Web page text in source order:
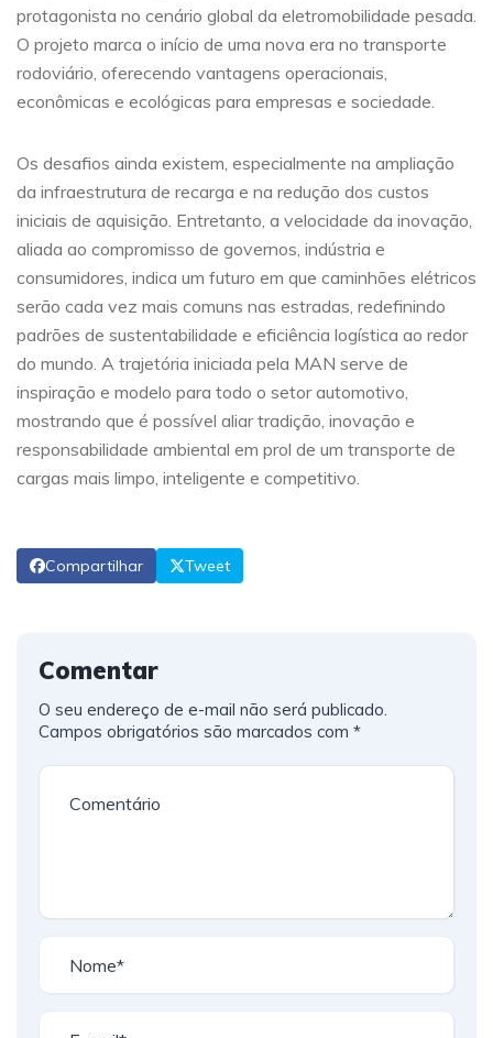
protagonista no cenário global da eletromobilidade pesada.
O projeto marca o início de uma nova era no transporte
rodoviário, oferecendo vantagens operacionais,
econômicas e ecológicas para empresas e sociedade.
Os desafios ainda existem, especialmente na ampliação
da infraestrutura de recarga e na redução dos custos
iniciais de aquisição. Entretanto, a velocidade da inovação,
aliada ao compromisso de governos, indústria e
consumidores, indica um futuro em que caminhões elétricos
serão cada vez mais comuns nas estradas, redefinindo
padrões de sustentabilidade e eficiência logística ao redor
do mundo. A trajetória iniciada pela MAN serve de
inspiração e modelo para todo o setor automotivo,
mostrando que é possível aliar tradição, inovação e
responsabilidade ambiental em prol de um transporte de
cargas mais limpo, inteligente e competitivo.
Compartilhar Tweet
Comentar
O seu endereço de e-mail não será publicado.
Campos obrigatórios são marcados com *